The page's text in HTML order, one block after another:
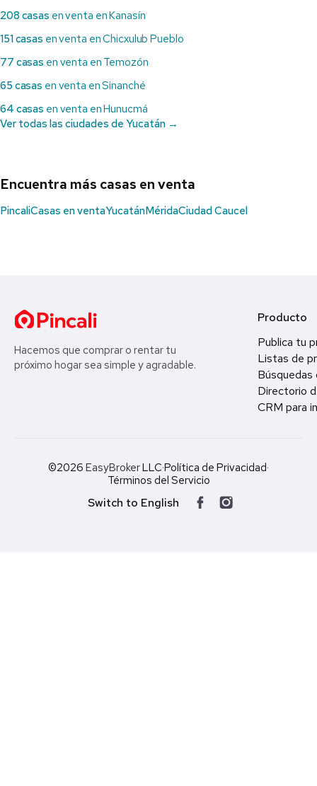
208 casas en venta en Kanasín
151 casas en venta en Chicxulub Pueblo
77 casas en venta en Temozón
65 casas en venta en Sinanché
64 casas en venta en Hunucmá
Ver todas las ciudades de Yucatán →
Encuentra más casas en venta
PincaliCasas en ventaYucatánMéridaCiudad Caucel
Hacemos que comprar o rentar tu
próximo hogar sea simple y agradable.
Producto
Publica tu
Listas de
Búsquedas
Directorio
CRM para
©2026 EasyBrokerLLC·Política de Privacidad·
Términos del Servicio
Switch to English